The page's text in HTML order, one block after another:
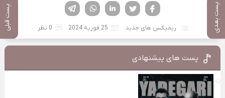
پست بعدی پست قبلی لینکدین تویتر
فیسوک
ریمیکس های جدید 25 فوریه 2024 0 نظر
پست های پیشنهادی